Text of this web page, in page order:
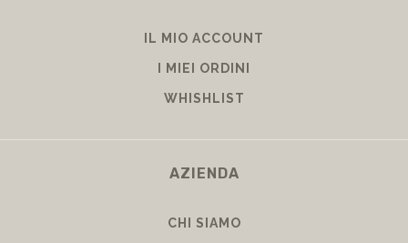
IL MIO ACCOUNT
I MIEI ORDINI
WHISHLIST
AZIENDA
CHI SIAMO